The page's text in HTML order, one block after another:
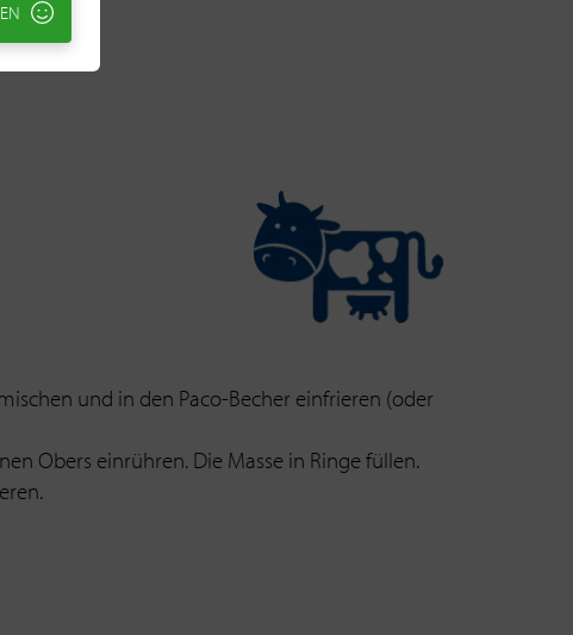
und in den Paco-Becher einfrieren (oder
Obers einrühren. Die Masse in Ringe füllen.